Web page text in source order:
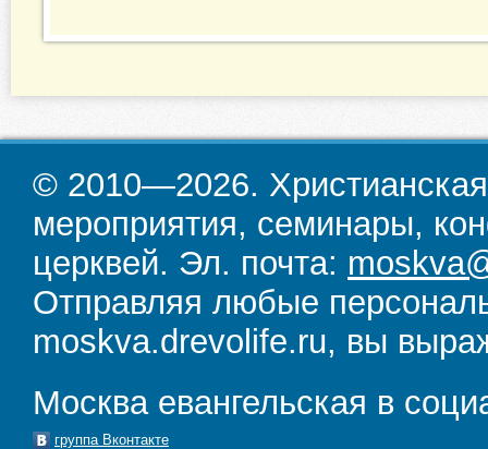
© 2010—2026.
мероприятия, семинары,
церквей. Эл. почта:
Отправляя любые
moskva.drevolife.ru, вы
Москва евангельская в
группа Вконтакте